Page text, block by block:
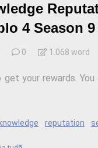
4 Season 9
0 1.068 word
your rewards.
knowledge reputation